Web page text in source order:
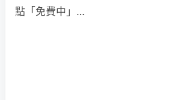
點「免費中」…